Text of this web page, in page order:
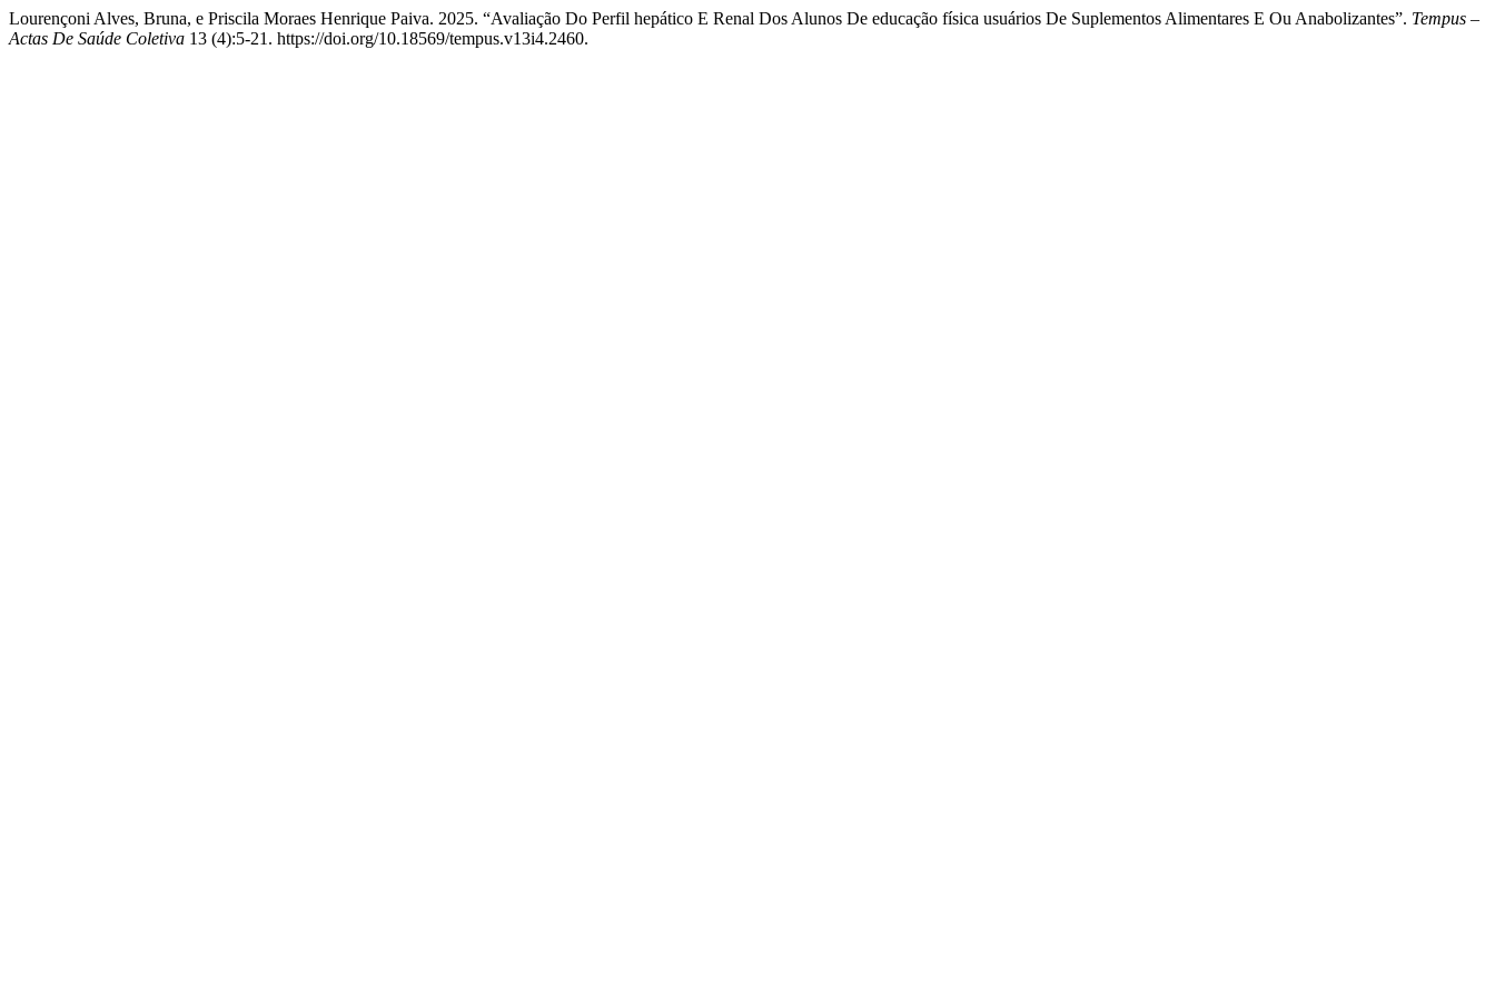
Lourençoni Alves, Bruna, e Priscila Moraes Henrique Paiva. 2025. “Avaliação Do Perfil hepático E Renal Dos Alunos De educação física usuários De Suplementos Alimentares E Ou Anabolizantes”. Tempus –
Actas De Saúde Coletiva 13 (4):5-21. https://doi.org/10.18569/tempus.v13i4.2460.